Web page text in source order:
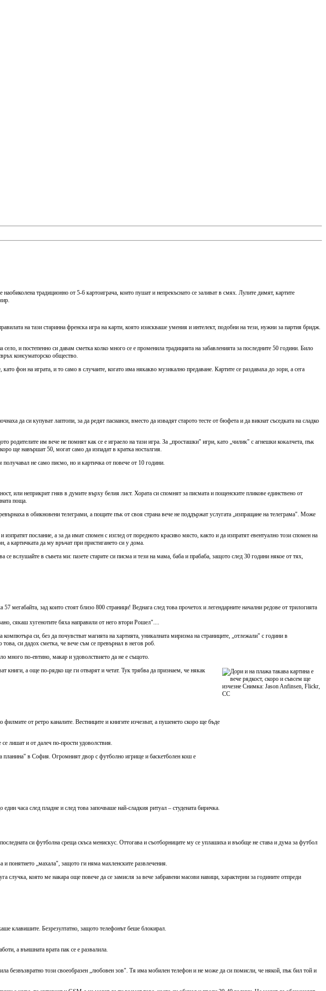
традиционно от 5-6 картоиграча, които пушат и непрекъснато се заливат в смях. Лулите димят, картите
на тази старинна френска игра на карти, която изискваше умения и интелект, подобни на тези, нужни за партия бридж.
и постепенно си давам сметка колко много се е променила традицията на забавленията за последните 50 години. Било
консуматорско общество.
фон на играта, и то само в случаите, когато има някакво музикално предаване. Картите се раздаваха до зори, а сега
да си купуват лаптопи, за да редят пасианси, вместо да извадят старото тесте от бюфета и да викнат съседката на сладко
родителите им вече не помнят как се е играело на тази игра. За „просташки" игри, като „чилик" с агнешки кокалчета, пък
ще навършат 50, могат само да изпадат в кратка носталгия.
не само писмо, но и картичка от повече от 10 години.
или неприкрит гняв в думите върху белия лист. Хората си спомнят за писмата и пощенските пликове единствено от
поща.
в обикновени телеграми, а пощите пък от своя страна вече не поддържат услугата „изпращане на телеграма". Може
послание, а за да имат спомен с изглед от поредното красиво място, както и да изпратят евентуално този спомен на
картичката да му връчат при пристигането си у дома.
вслушайте в съвета ми: пазете старите си писма и тези на мама, баба и прабаба, защото след 30 години някое от тях,
мегабайта, зад които стоят близо 800 страници! Веднага след това прочетох и легендарните начални редове от трилогията
сякаш хугенотите бяха направили от него втори Рошел"....
си, без да почувстват магията на хартията, уникалната миризма на страниците, „отлежали" с години в
си дадох сметка, че вече съм се превърнал в негов роб.
много по-евтино, макар и удоволствието да не е същото.
книги, а още по-рядко ще ги отварят и четат. Тук трябва да признаем, че някак
от ретро каналите. Вестниците и книгите изчезват, а пушенето скоро ще бъде
лишат и от далеч по-прости удоволствия.
планина" в София. Огромният двор с футболно игрище и баскетболен кош е
часа след пладне и след това започваше най-сладкия ритуал – студената биричка.
си футболна среща скъса менискус. Оттогава и съотборниците му се уплашиха и въобще не става и дума за футбол
и понятието „махала", защото ги няма махленските развлечения.
която ме накара още повече да се замисля за вече забравени масови навици, характерни за годините отпреди
клавишите. Безрезултатно, защото телефонът беше блокирал.
а външната врата пак се е развалила.
безвъзвратно този своеобразен „любовен зов". Тя има мобилен телефон и не може да си помисли, че някой, пък бил той и